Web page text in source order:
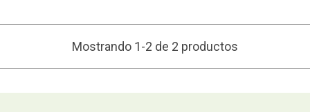
Mostrando 1-2 de 2 productos